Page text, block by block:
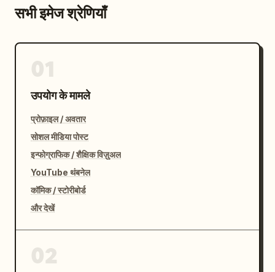
सभी इमेज श्रेणियाँ
उपयोग के मामले
प्रोफ़ाइल / अवतार
सोशल मीडिया पोस्ट
इन्फोग्राफिक / शैक्षिक विज़ुअल
YouTube थंबनेल
कॉमिक / स्टोरीबोर्ड
और देखें